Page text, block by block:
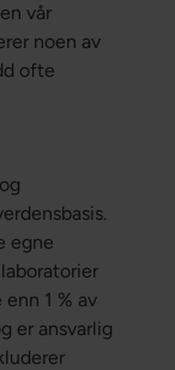
vår
noen av
ofte
egne
1 % av
er ansvarlig